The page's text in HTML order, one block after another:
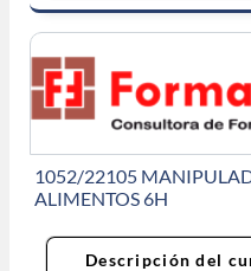
1052/22105
ALIMENTOS 6H
Descripción del